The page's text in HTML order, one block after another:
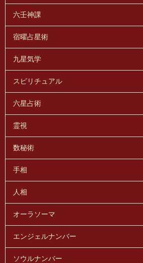
六壬神課
宿曜占星術
九星気学
スピリチュアル
六星占術
霊視
数秘術
手相
人相
オーラソーマ
エンジェルナンバー
ソウルナンバー